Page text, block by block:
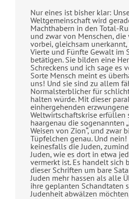
Nur eines ist bisher klar:
Weltgemeinschaft wird
Machthabern in den Total-
und zwar von Menschen,
vorbei, gleichsam
Vierte und Fünfte Gewalt im
betätigen. Sie bilden eine
Schreckens und ich sage es
Sorte Mensch meint es
uns! Und sie sind zu allem
Normalsterblicher für
halten würde. Mit dieser
einhergehenden
Weltwirtschaftskrise erfüllen
haargenau die sogenannten
Weisen von Zion“, und zwar
Tüpfelchen genau. Und nein!
keinesfalls die Juden,
Juden, wie es dort in etwa
vermerkt ist. Es handelt sich
dieser Schriften um bare
Juden mehr hassen als alle
ihre geplanten Schandtaten
Judenheit abwälzen